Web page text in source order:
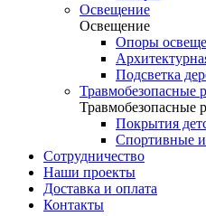
Освещение
Освещение
Опоры
Подсветка
Травмобезопасные
Травмобезопасные
Покрытия
Спортивные
Сотрудничество
Наши проекты
Доставка и оплата
Контакты